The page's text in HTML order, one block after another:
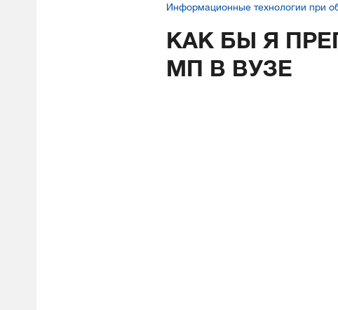
Информационные технологии при
КАК БЫ Я
МП В ВУЗЕ